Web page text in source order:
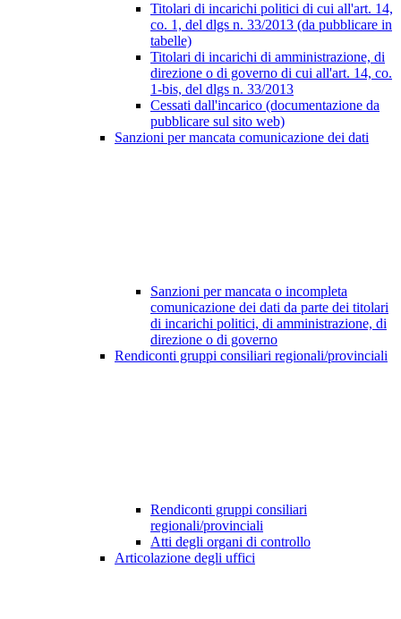
Titolari di incarichi politici di cui all'art. 14,
co. 1, del dlgs n. 33/2013 (da pubblicare in
tabelle)
Titolari di incarichi di amministrazione, di
direzione o di governo di cui all'art. 14, co.
1-bis, del dlgs n. 33/2013
Cessati dall'incarico (documentazione da
pubblicare sul sito web)
Sanzioni per mancata comunicazione dei dati
Sanzioni per mancata o incompleta
comunicazione dei dati da parte dei titolari
di incarichi politici, di amministrazione, di
direzione o di governo
Rendiconti gruppi consiliari regionali/provinciali
Rendiconti gruppi consiliari
regionali/provinciali
Atti degli organi di controllo
Articolazione degli uffici